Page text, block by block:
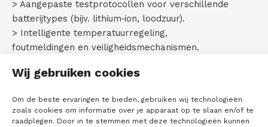
Wij gebruiken cookies
Om de beste ervaringen te bieden, gebruiken wij technologieën
zoals cookies om informatie over je apparaat op te slaan en/of te
raadplegen. Door in te stemmen met deze technologieën kunnen
> Aangepaste testprotocollen voor verschillende
batterijtypes (bijv. lithium‑ion, loodzuur).
> Intelligente temperatuurregeling,
foutmeldingen en veiligheidsmechanismen.
footprint.
> Flexibele spannings‑ en stroombereiken
afhankelijk van het model.